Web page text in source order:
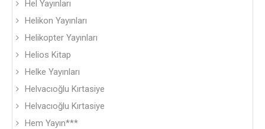
Hel Yayınları
Helikon Yayınları
Helikopter Yayınları
Helios Kitap
Helke Yayınları
Helvacıoğlu Kırtasiye
Helvacıoğlu Kırtasiye
Hem Yayın***